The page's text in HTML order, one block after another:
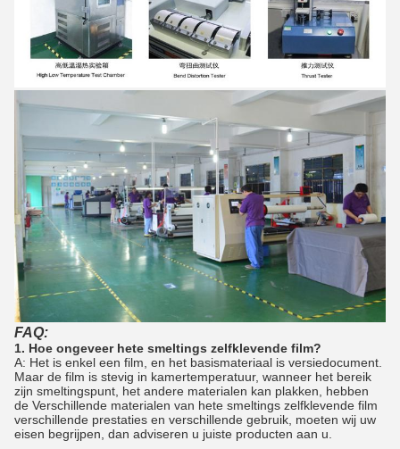
FAQ:
1. Hoe ongeveer hete smeltings zelfklevende film?
A: Het is enkel een film, en het basismateriaal is versiedocument.
Maar de film is stevig in kamertemperatuur, wanneer het bereik
zijn smeltingspunt, het andere materialen kan plakken, hebben
de Verschillende materialen van hete smeltings zelfklevende film
verschillende prestaties en verschillende gebruik, moeten wij uw
eisen begrijpen, dan adviseren u juiste producten aan u.